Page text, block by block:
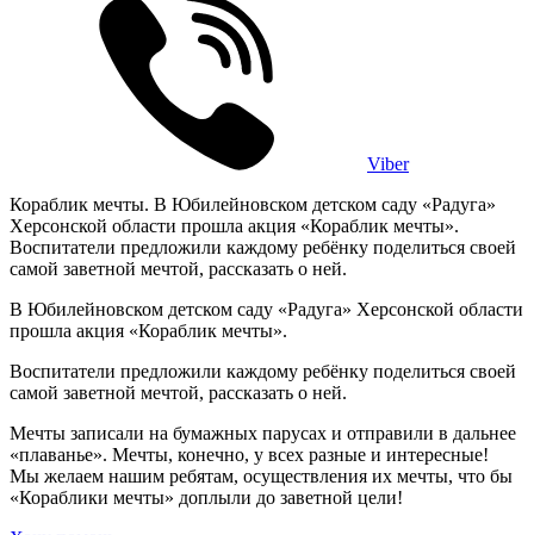
Viber
Кораблик мечты. В Юбилейновском детском саду «Радуга»
Херсонской области прошла акция «Кораблик мечты».
Воспитатели предложили каждому ребёнку поделиться своей
самой заветной мечтой, рассказать о ней.
В Юбилейновском детском саду «Радуга» Херсонской области
прошла акция «Кораблик мечты».
Воспитатели предложили каждому ребёнку поделиться своей
самой заветной мечтой, рассказать о ней.
Мечты записали на бумажных парусах и отправили в дальнее
«плаванье». Мечты, конечно, у всех разные и интересные!
Мы желаем нашим ребятам, осуществления их мечты, что бы
«Кораблики мечты» доплыли до заветной цели!